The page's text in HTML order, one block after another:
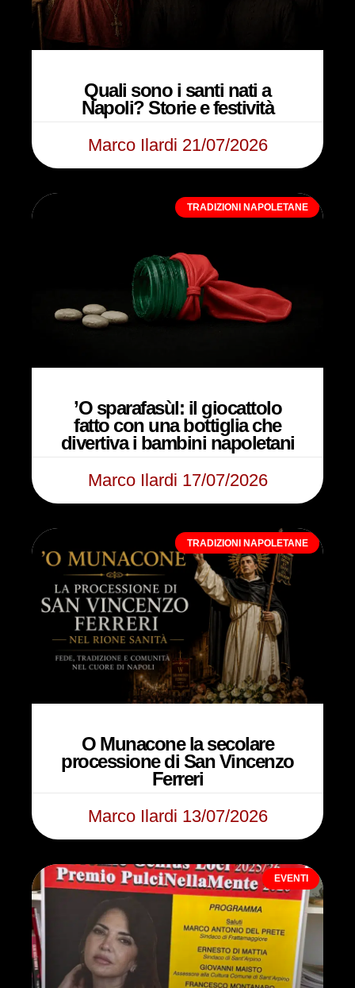
Quali sono i santi nati a
Napoli? Storie e festività
Marco Ilardi 21/07/2026
TRADIZIONI NAPOLETANE
’O sparafasùl: il giocattolo
fatto con una bottiglia che
divertiva i bambini napoletani
Marco Ilardi 17/07/2026
TRADIZIONI NAPOLETANE
O Munacone la secolare
processione di San Vincenzo
Ferreri
Marco Ilardi 13/07/2026
EVENTI